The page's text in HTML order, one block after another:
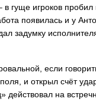
игроков пробил
появилась и у
задумку
если
и открыл счёт
на